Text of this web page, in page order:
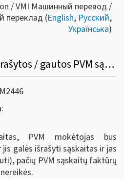
/ VMI Машинный перевод /
переклад (English, Русский,
Українська)
Ar PVM mokėtojų išrašytos / gautos PVM sąskaitos faktūros iš i.SAF bus perkeltos į i.APS, ar reikės dar kartą iš naujo patiems suvesti į i.APS?
PVM mokėtojas bus
jis galės išrašyti sąskaitas ir jas
pačių PVM sąskaitų faktūrų